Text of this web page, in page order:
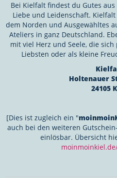
Bei Kielfalt findest du Gutes
Liebe und Leidenschaft.
dem Norden und Ausgewähltes
Ateliers in ganz Deutschland.
mit viel Herz und Seele, die
Liebsten oder als kleine
Holtenauer
24105
[Dies ist zugleich ein "
auch bei den weiteren
einlösbar. Übersicht